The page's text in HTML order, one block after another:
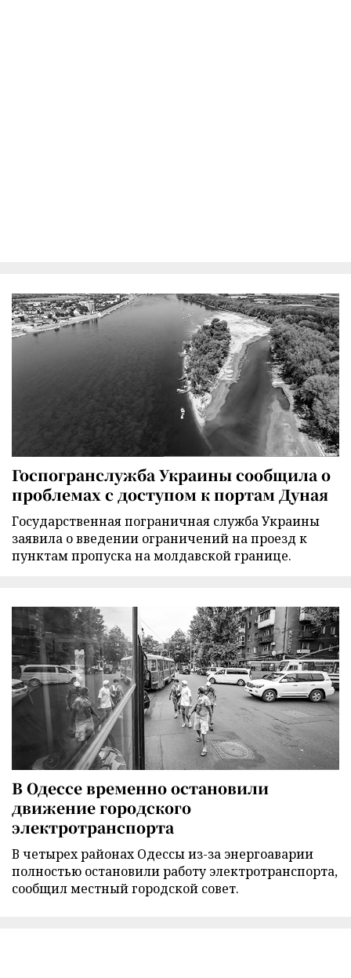
Госпогранслужба Украины сообщила о
проблемах с доступом к портам Дуная
Государственная пограничная служба Украины
заявила о введении ограничений на проезд к
пунктам пропуска на молдавской границе.
В Одессе временно остановили
движение городского
электротранспорта
В четырех районах Одессы из-за энергоаварии
полностью остановили работу электротранспорта,
сообщил местный городской совет.